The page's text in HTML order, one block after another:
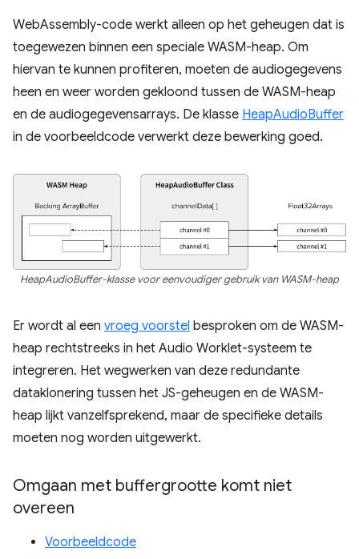
WebAssembly-code werkt alleen op het geheugen dat is
toegewezen binnen een speciale WASM-heap. Om
hiervan te kunnen profiteren, moeten de audiogegevens
heen en weer worden gekloond tussen de WASM-heap
en de audiogegevensarrays. De klasse HeapAudioBuffer
in de voorbeeldcode verwerkt deze bewerking goed.
HeapAudioBuffer-klasse voor eenvoudiger gebruik van WASM-heap
Er wordt al een vroeg voorstel besproken om de WASM-
heap rechtstreeks in het Audio Worklet-systeem te
integreren. Het wegwerken van deze redundante
dataklonering tussen het JS-geheugen en de WASM-
heap lijkt vanzelfsprekend, maar de specifieke details
moeten nog worden uitgewerkt.
Omgaan met buffergrootte komt niet
overeen
Voorbeeldcode